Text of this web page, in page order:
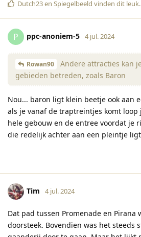
Dutch23en Spiegelbeeld vinden dit leuk.
P ppc-anoniem-5 4 jul. 2024
Rowan90
Andere attracties kan
gebieden betreden, zoals Baron
Nou... baron ligt klein beetje ook aan
als je vanaf de traptreintjes komt loop
hele gebouw en de entree voordat je
die redelijk achter aan een pleintje
Tim 4 jul. 2024
Dat pad tussen Promenade en Pirana
doorsteek. Bovendien was het steeds